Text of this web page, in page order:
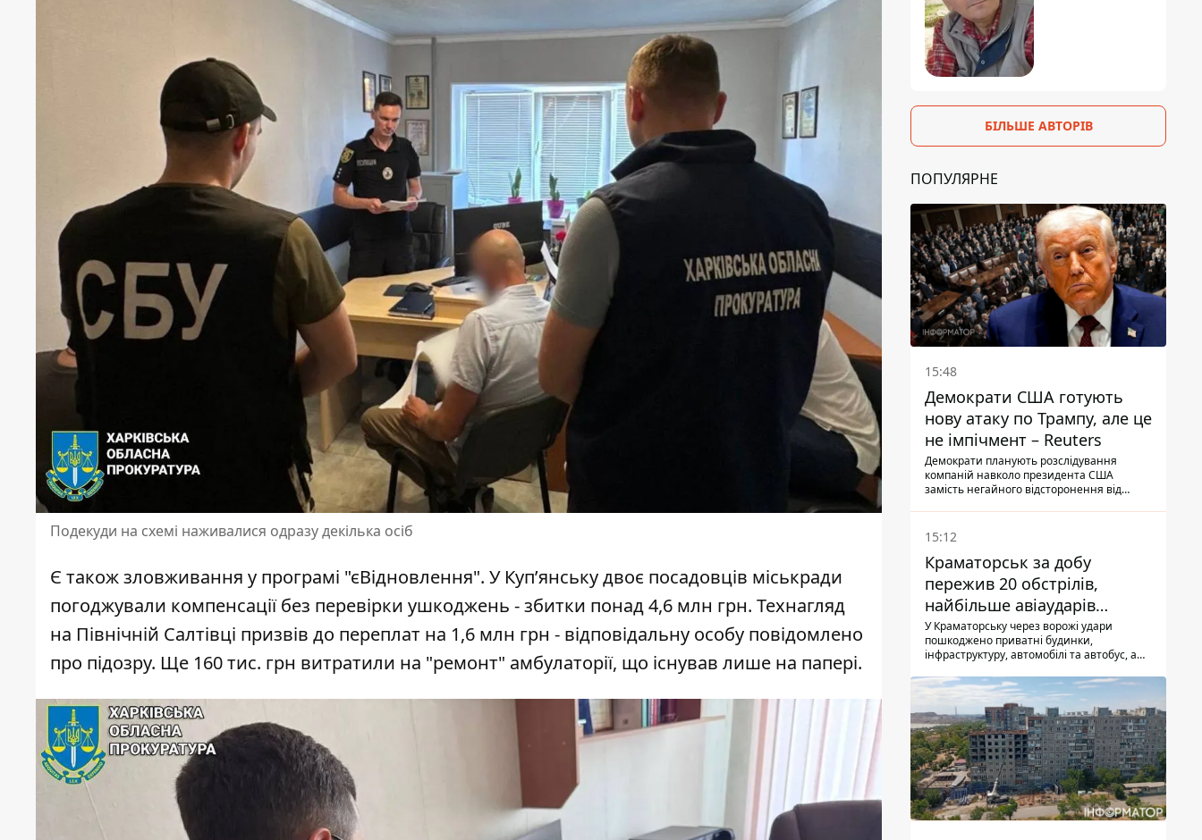
Подекуди на схемі наживалися одразу декілька осіб
Є також зловживання у програмі "єВідновлення". У Куп’янську двоє посадовців міськради
погоджували компенсації без перевірки ушкоджень - збитки понад 4,6 млн грн. Технагляд
на Північній Салтівці призвів до переплат на 1,6 млн грн - відповідальну особу повідомлено
про підозру. Ще 160 тис. грн витратили на "ремонт" амбулаторії, що існував лише на папері.
БІЛЬШЕ АВТОРІВ
ПОПУЛЯРНЕ
15:48
Демократи США готують
нову атаку по Трампу, але це
не імпічмент – Reuters
Демократи планують розслідування
компаній навколо президента США
замість негайного відсторонення від
15:12
Краматорськ за добу
пережив 20 обстрілів,
найбільше авіаударів
КАБ-250
У Краматорську через ворожі удари
пошкоджено приватні будинки,
інфраструктуру, автомобілі та автобус, а
одна людина і ще 15 отримали поранення